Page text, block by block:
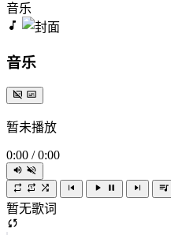
音乐
音乐
暂未播放
0:00 / 0:00
暂无歌词